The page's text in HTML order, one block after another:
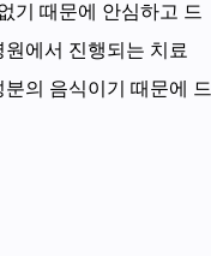
기 때문에 안심하고 드
에서 진행되는 치료
의 음식이기 때문에 드